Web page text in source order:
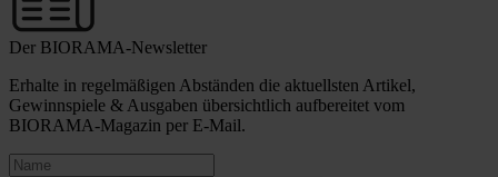
Der BIORAMA-Newsletter
Erhalte in regelmäßigen Abständen die aktuellsten Artikel,
Gewinnspiele & Ausgaben übersichtlich aufbereitet vom
BIORAMA-Magazin per E-Mail.